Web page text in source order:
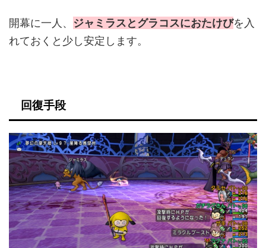
開幕に一人、 ジャミラスとグラコスにおたけびを入
れておくと少し安定します。
回復手段